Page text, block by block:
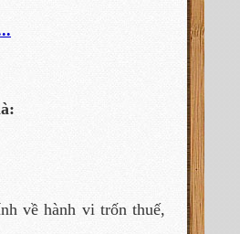
về hành vi trốn thuế,